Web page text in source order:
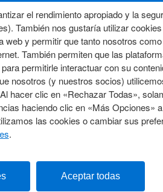
DE INTERÉS
pagar
frecuentes
al extranjero
el rendimiento apropiado y la
También nos gustaría utilizar
y permitir que tanto nosotros
También permiten que las
permitirle interactuar con su
nosotros (y nuestros socios)
hacer clic en «Rechazar Todas»,
haciendo clic en «Más Opciones» a
las cookies o cambiar sus
.
Aceptar todas